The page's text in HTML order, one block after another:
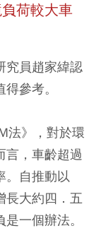
荷較大車
究員趙家緯認
參考。
法》，對於環
言，車齡超過
。自推動以
長大約四．五
一個辦法。